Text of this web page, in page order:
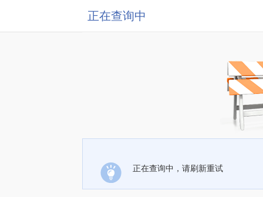
正在查询中
正在查询中，请刷新重试